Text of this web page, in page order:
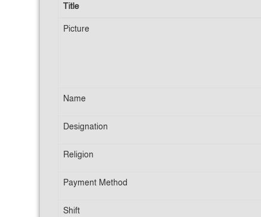
Title
Picture
Name
Designation
Religion
Payment Method
Shift